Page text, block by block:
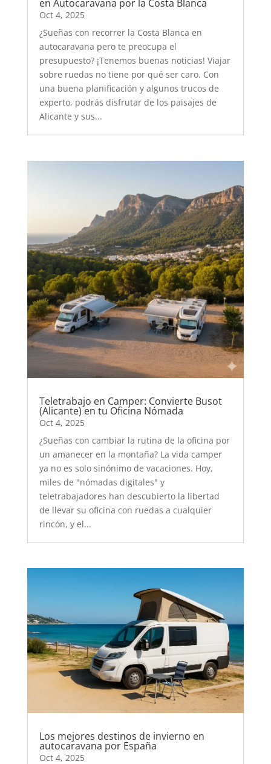
en Autocaravana por la Costa Blanca
Oct 4, 2025
¿Sueñas con recorrer la Costa Blanca en
autocaravana pero te preocupa el
presupuesto? ¡Tenemos buenas noticias! Viajar
sobre ruedas no tiene por qué ser caro. Con
una buena planificación y algunos trucos de
experto, podrás disfrutar de los paisajes de
Alicante y sus...
Teletrabajo en Camper: Convierte Busot
(Alicante) en tu Oficina Nómada
Oct 4, 2025
¿Sueñas con cambiar la rutina de la oficina por
un amanecer en la montaña? La vida camper
ya no es solo sinónimo de vacaciones. Hoy,
miles de "nómadas digitales" y
teletrabajadores han descubierto la libertad
de llevar su oficina con ruedas a cualquier
rincón, y el...
Los mejores destinos de invierno en
autocaravana por España
Oct 4, 2025